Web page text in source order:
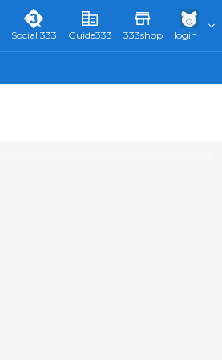
Social 333 Guide333 333shop login